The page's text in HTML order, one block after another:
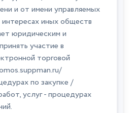
и от имени управляемых
иных обществ
юридическим и
участие в
торговой
по закупке /
услуг - процедурах